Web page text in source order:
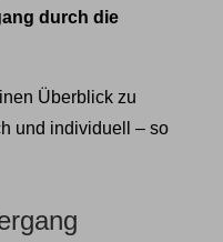
durch die
Überblick zu
und individuell – so